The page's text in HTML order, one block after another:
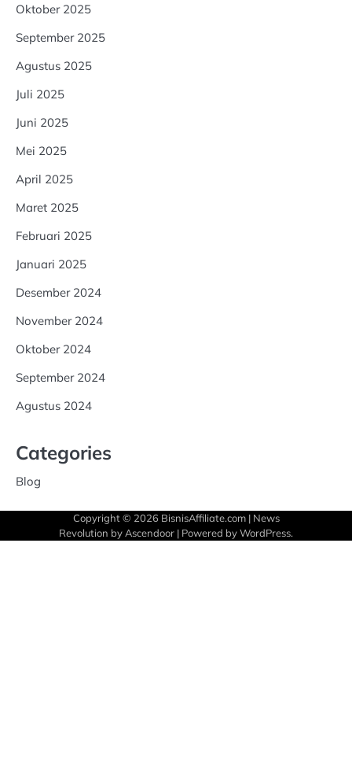
Oktober 2025
September 2025
Agustus 2025
Juli 2025
Juni 2025
Mei 2025
April 2025
Maret 2025
Februari 2025
Januari 2025
Desember 2024
November 2024
Oktober 2024
September 2024
Agustus 2024
Categories
Blog
Copyright © 2026 BisnisAffiliate.com| News
Revolution by Ascendoor | Powered byWordPress.